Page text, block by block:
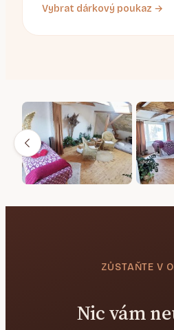
Vybrat dárkový poukaz →
ZŮSTAŇTE V
Nic vám